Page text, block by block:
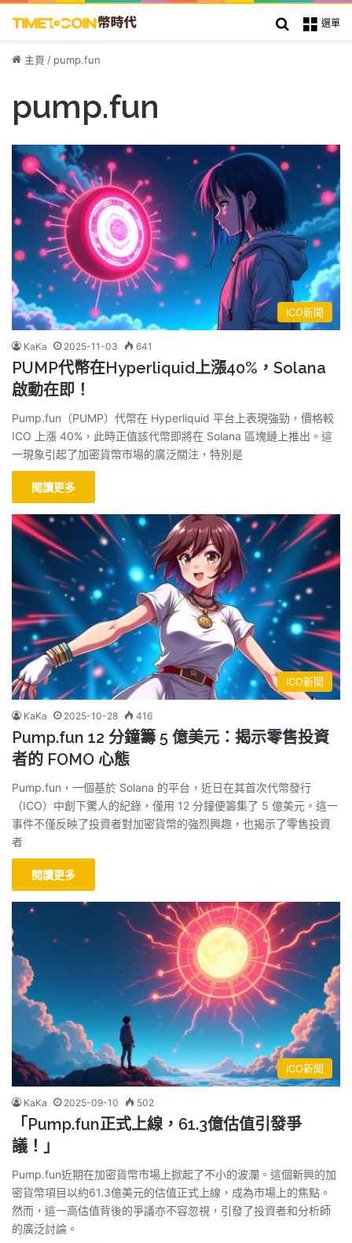
選單
搜索
主頁 / pump.fun
pump.fun
ICO新聞
KaKa 2025-11-03 641
PUMP代幣在Hyperliquid上漲40%，Solana
啟動在即！
Pump.fun（PUMP）代幣在 Hyperliquid 平台上表現強勁，價格較
ICO 上漲 40%，此時正值該代幣即將在 Solana 區塊鏈上推出。這
一現象引起了加密貨幣市場的廣泛關注，特別是
閱讀更多
ICO新聞
KaKa 2025-10-28 416
Pump.fun 12 分鐘籌 5 億美元：揭示零售投資
者的 FOMO 心態
Pump.fun，一個基於 Solana 的平台，近日在其首次代幣發行
（ICO）中創下驚人的紀錄，僅用 12 分鐘便籌集了 5 億美元。這一
事件不僅反映了投資者對加密貨幣的強烈興趣，也揭示了零售投資
者
閱讀更多
ICO新聞
KaKa 2025-09-10 502
「Pump.fun正式上線，61.3億估值引發爭
議！」
Pump.fun近期在加密貨幣市場上掀起了不小的波瀾。這個新興的加
密貨幣項目以約61.3億美元的估值正式上線，成為市場上的焦點。
然而，這一高估值背後的爭議亦不容忽視，引發了投資者和分析師
的廣泛討論。